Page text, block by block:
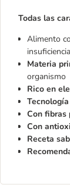
Todas las
Alimento
Materia
organismo
Rico en
Con fibras
Con
Receta